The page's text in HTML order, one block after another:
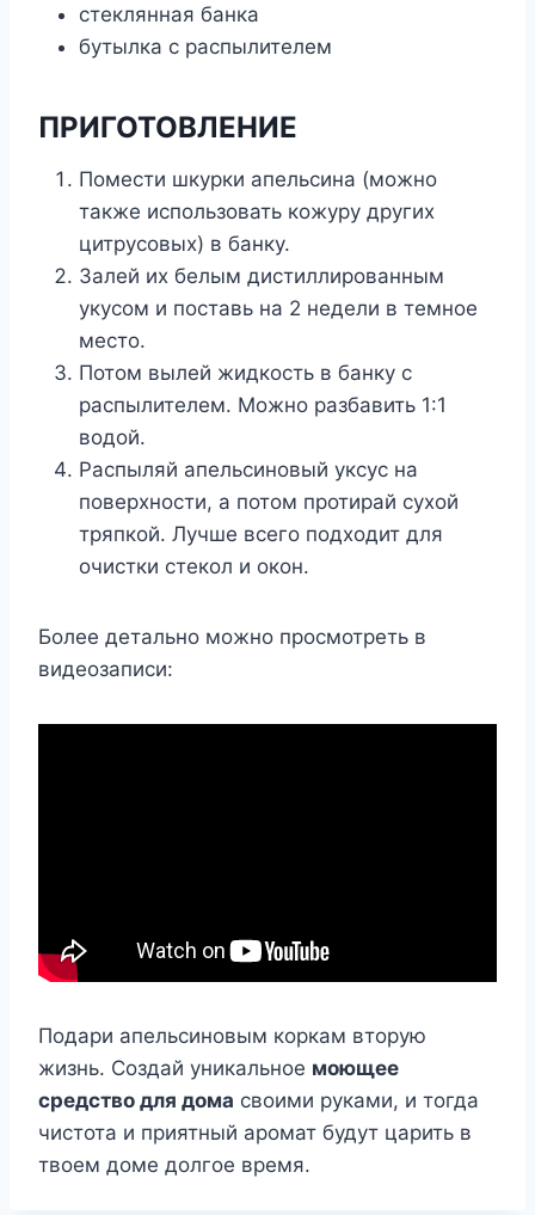
стеклянная банка
бутылка с распылителем
ПРИГОТОВЛЕНИЕ
Помести шкурки апельсина (можно
также использовать кожуру других
цитрусовых) в банку.
Залей их белым дистиллированным
укусом и поставь на 2 недели в темное
место.
Потом вылей жидкость в банку с
распылителем. Можно разбавить 1:1
водой.
Распыляй апельсиновый уксус на
поверхности, а потом протирай сухой
тряпкой. Лучше всего подходит для
очистки стекол и окон.
Более детально можно просмотреть в
видеозаписи:
Подари апельсиновым коркам вторую
жизнь. Создай уникальное моющее
средство для дома своими руками, и тогда
чистота и приятный аромат будут царить в
твоем доме долгое время.